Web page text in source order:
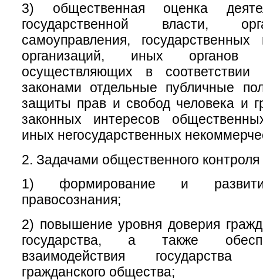
3) общественная оценка
государственной власти,
самоуправления,
организаций, иных органов
осуществляющих в
законами отдельные публичные
защиты прав и свобод человека и
законных интересов
иных негосударственных
2. Задачами общественного контроля
1) формирование и
правосознания;
2) повышение уровня доверия
государства, а также
взаимодействия
гражданского общества;